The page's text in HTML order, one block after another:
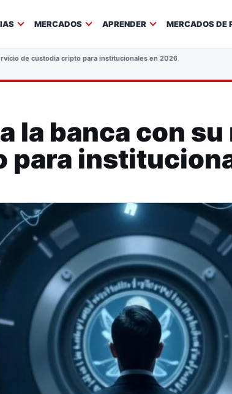
MERCADOS APRENDER MERCADOS DE
de custodia cripto para institucionales en 2026
la banca con
para